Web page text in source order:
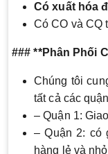
Có xuất hóa
Có CO và CQ
### **Phân Phối
Chúng tôi
tất cả các
– Quận 1:
– Quận 2: có
hàng lẻ và